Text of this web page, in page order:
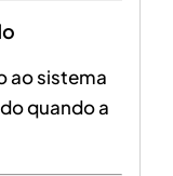
ao sistema
quando a